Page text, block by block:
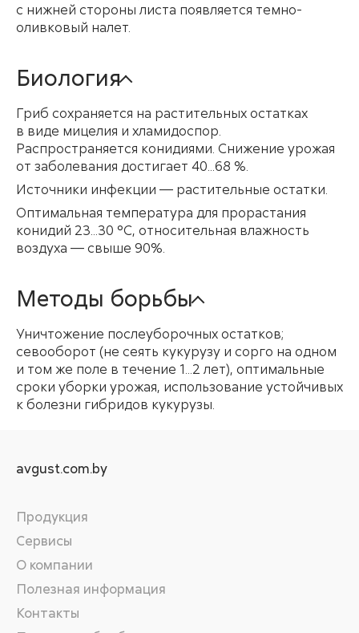
с нижней стороны листа появляется темно-
оливковый налет.
Биология
Гриб сохраняется на растительных остатках
в виде мицелия и хламидоспор.
Распространяется конидиями. Снижение урожая
от заболевания достигает 40...68 %.
Источники инфекции — растительные остатки.
Оптимальная температура для прорастания
конидий 23...30 °С, относительная влажность
воздуха — свыше 90%.
Методы борьбы
Уничтожение послеуборочных остатков;
севооборот (не сеять кукурузу и сорго на одном
и том же поле в течение 1...2 лет), оптимальные
сроки уборки урожая, использование устойчивых
к болезни гибридов кукурузы.
avgust.com.by
Продукция
Сервисы
О компании
Полезная информация
Контакты